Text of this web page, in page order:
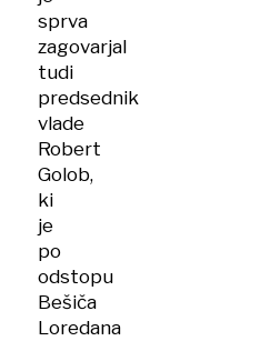
sprva
zagovarjal
tudi
predsednik
vlade
Robert
Golob,
ki
je
po
odstopu
Bešiča
Loredana